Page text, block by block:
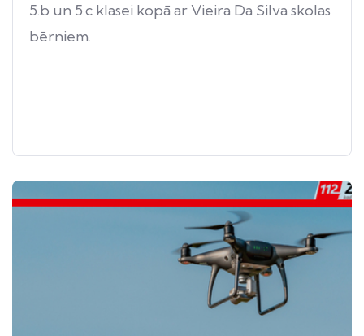
5.b un 5.c klasei kopā ar Vieira Da Silva skolas
bērniem.